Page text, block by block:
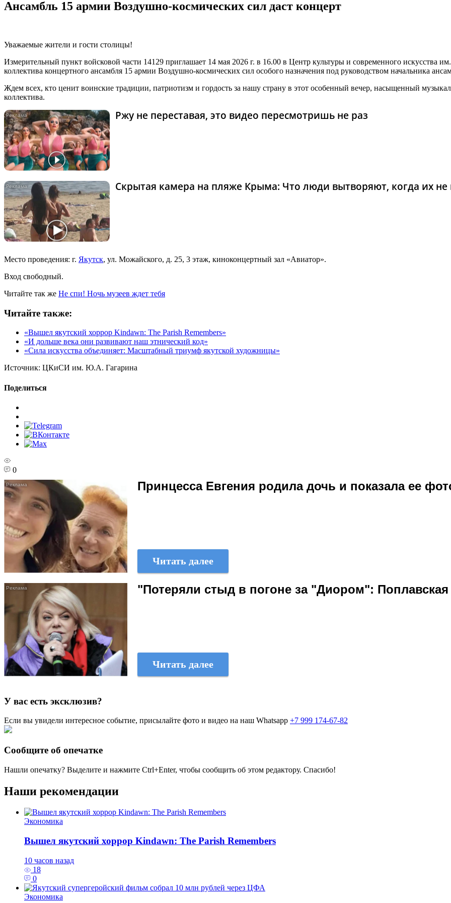
Ансамбль 15 армии Воздушно-космических сил даст концерт
Уважаемые жители и гости столицы!
Измерительный пункт войсковой части 14129 приглашает 14 мая 2026 г. в 16.00 в Центр культуры и современного искусства
коллектива концертного ансамбля 15 армии Воздушно-космических сил особого назначения под руководством начальника
Ждем всех, кто ценит воинские традиции, патриотизм и гордость за нашу страну в этот особенный вечер, насыщенный
коллектива.
Ржу не переставая, это видео пересмотришь не раз
Скрытая камера на пляже Крыма: Что люди вытворяют, когда их не
Место проведения: г. Якутск, ул. Можайского, д. 25, 3 этаж, киноконцертный зал «Авиатор».
Вход свободный.
Читайте так же Не спи! Ночь музеев ждет тебя
Читайте также:
«Вышел якутский хоррор Kindawn: The Parish Remembers»
«И дольше века они развивают наш этнический код»
«Сила искусства объединяет: Масштабный триумф якутской художницы»
Источник: ЦКиСИ им. Ю.А. Гагарина
Поделиться
0
Принцесса Евгения родила дочь и показала ее
Читать далее
"Потеряли стыд в погоне за "Диором":
Читать далее
У вас есть эксклюзив?
Если вы увидели интересное событие, присылайте фото и видео на наш Whatsapp +7 999 174-67-82
Сообщите об опечатке
Нашли опечатку? Выделите и нажмите Ctrl+Enter, чтобы сообщить об этом редактору. Спасибо!
Наши рекомендации
Экономика
Вышел якутский хоррор Kindawn: The Parish Remembers
10 часов назад
18
0
Экономика